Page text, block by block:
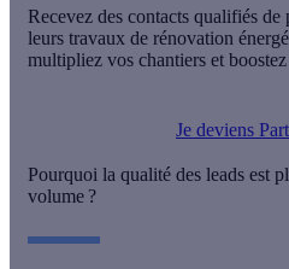
Recevez des contacts qualifiés de
leurs travaux de rénovation
multipliez vos chantiers et
Je deviens
Pourquoi la qualité des leads est
volume ?